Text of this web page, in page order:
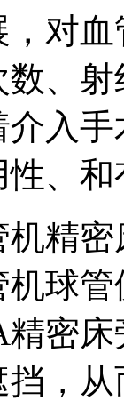
，对
、
入
、
精
球
精密
，